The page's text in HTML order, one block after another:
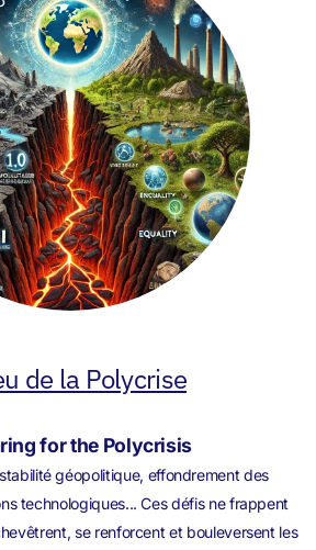
de la Polycrise
for the Polycrisis
géopolitique, effondrement des
technologiques... Ces défis ne frappent
se renforcent et bouleversent les